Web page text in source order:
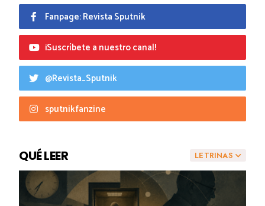
Fanpage: Revista Sputnik
¡Suscríbete a nuestro canal!
@Revista_Sputnik
sputnikfanzine
LETRINAS
QUÉ LEER